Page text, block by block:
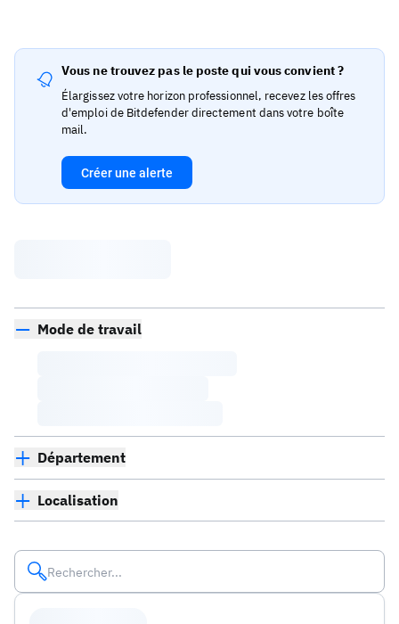
Vous ne trouvez pas le poste qui vous convient ?
Élargissez votre horizon professionnel, recevez les offres
d'emploi de Bitdefender directement dans votre boîte
mail.
Créer une alerte
Mode de travail
Département
Localisation